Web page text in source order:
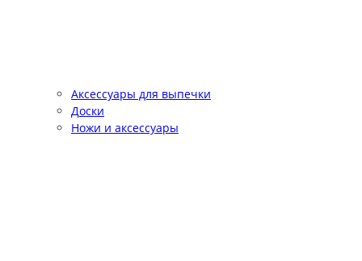
Аксессуары для выпечки
Доски
Ножи и аксессуары